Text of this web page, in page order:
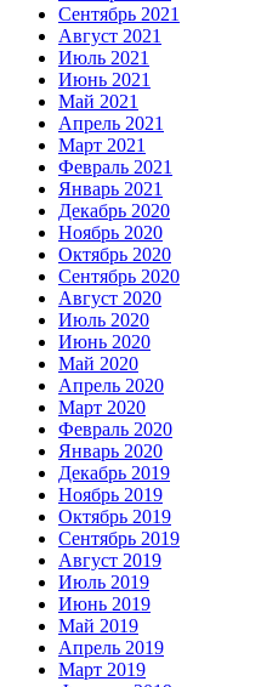
Сентябрь 2021
Август 2021
Июль 2021
Июнь 2021
Май 2021
Апрель 2021
Март 2021
Февраль 2021
Январь 2021
Декабрь 2020
Ноябрь 2020
Октябрь 2020
Сентябрь 2020
Август 2020
Июль 2020
Июнь 2020
Май 2020
Апрель 2020
Март 2020
Февраль 2020
Январь 2020
Декабрь 2019
Ноябрь 2019
Октябрь 2019
Сентябрь 2019
Август 2019
Июль 2019
Июнь 2019
Май 2019
Апрель 2019
Март 2019